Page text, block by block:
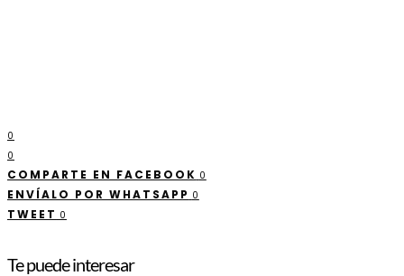
0
0
COMPARTE EN FACEBOOK 0
ENVÍALO POR WHATSAPP 0
TWEET 0
Te puede interesar